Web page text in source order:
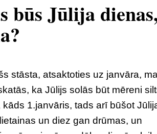
būs Jūlija
stāsta, atsaktoties uz janvāra,
ka Jūlijs solās būt mēreni
kāds 1.janvāris, tads arī būšot
un diez gan drūmas, un